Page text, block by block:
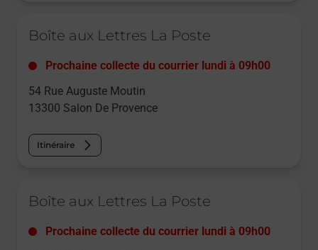
Boîte aux Lettres La Poste
Prochaine collecte du courrier lundi à 09h00
54 Rue Auguste Moutin
13300 Salon De Provence
Itinéraire
Boîte aux Lettres La Poste
Prochaine collecte du courrier lundi à 09h00